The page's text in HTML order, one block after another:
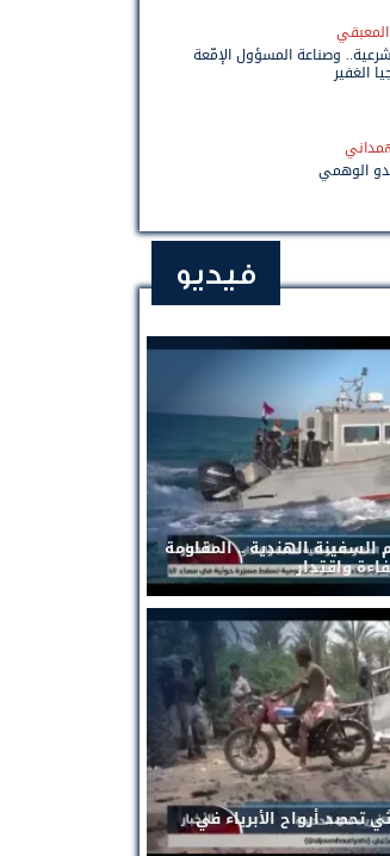
وصناعة المسؤول الإمّعة
الغفير
الوهمي
فيديو
السفينة الهندية .. المقاومة
واقتدار
تحصد أرواح الأبرياء في